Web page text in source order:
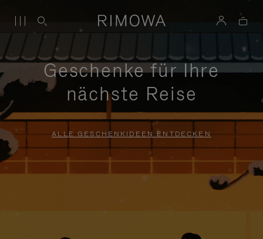
Geschenke für Ihre
nächste Reise
ALLE GESCHENKIDEEN ENTDECKEN